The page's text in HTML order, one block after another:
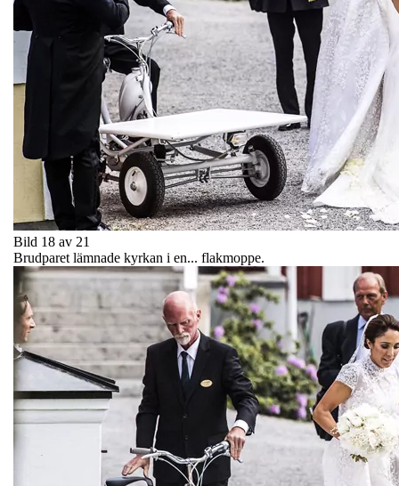
Bild 18 av 21
Brudparet lämnade kyrkan i en... flakmoppe.